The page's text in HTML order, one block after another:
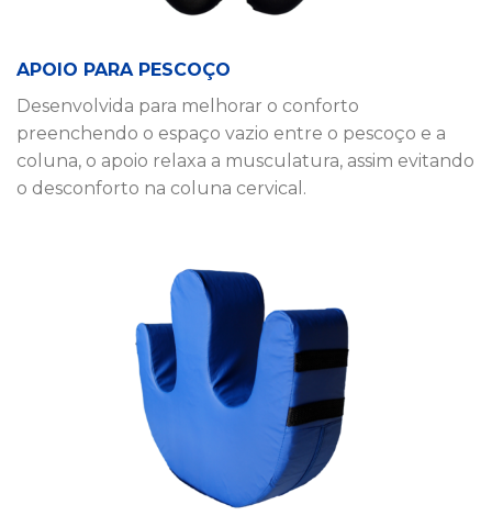
APOIO PARA PESCOÇO
Desenvolvida para melhorar o conforto
preenchendo o espaço vazio entre o pescoço e a
coluna, o apoio relaxa a musculatura, assim evitando
o desconforto na coluna cervical.